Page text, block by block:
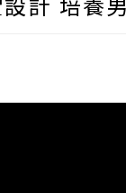
計 培養